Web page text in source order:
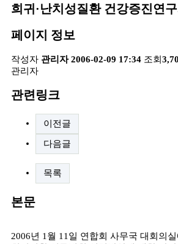
희귀·난치성질환 건강증진연
페이지 정보
작성자 관리자 2006-02-09 17:34 조회
관리자
관련링크
이전글
다음글
목록
본문
2006년 1월 11일 연합회 사무국 대회의실